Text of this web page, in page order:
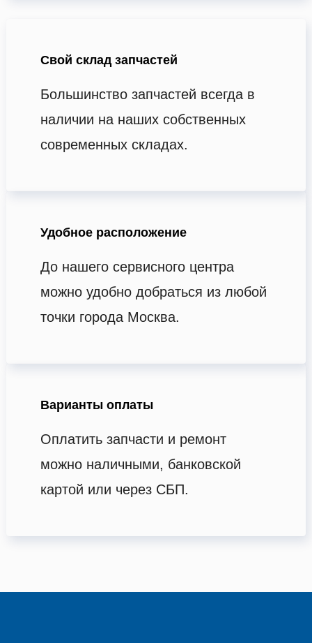
Свой склад запчастей
Большинство запчастей всегда в
наличии на наших собственных
современных складах.
Удобное расположение
До нашего сервисного центра
можно удобно добраться из любой
точки города Москва.
Варианты оплаты
Оплатить запчасти и ремонт
можно наличными, банковской
картой или через СБП.